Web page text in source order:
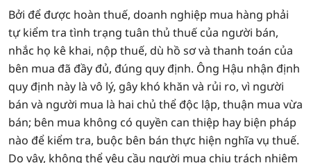
Bởi để được hoàn thuế, doanh nghiệp mua hàng phải
tự kiểm tra tình trạng tuân thủ thuế của người bán,
nhắc họ kê khai, nộp thuế, dù hồ sơ và thanh toán của
bên mua đã đầy đủ, đúng quy định. Ông Hậu nhận định
quy định này là vô lý, gây khó khăn và rủi ro, vì người
bán và người mua là hai chủ thể độc lập, thuận mua vừa
bán; bên mua không có quyền can thiệp hay biện pháp
nào để kiểm tra, buộc bên bán thực hiện nghĩa vụ thuế.
Do vậy, không thể yêu cầu người mua chịu trách nhiệm